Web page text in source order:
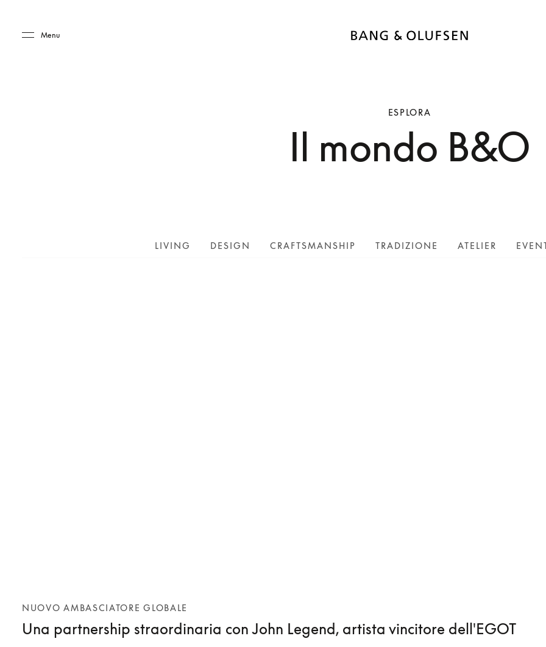
Menu
ESPLORA
Il mondo B&O
LIVING DESIGN CRAFTSMANSHIP TRADIZIONE ATELIER
NUOVO AMBASCIATORE GLOBALE
Una partnership straordinaria con John Legend, artista vincitore dell'EGOT